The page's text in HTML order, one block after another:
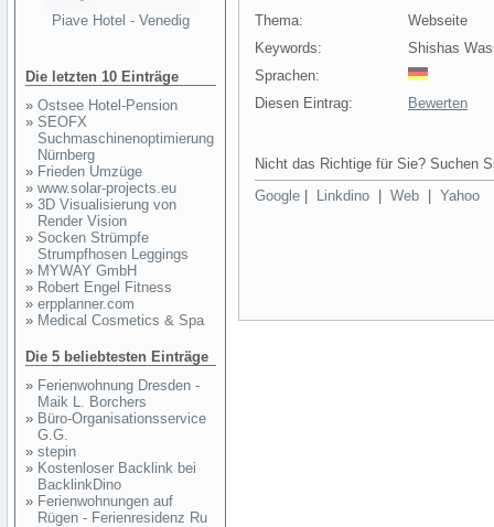
Piave Hotel - Venedig
Die letzten 10 Einträge
» Ostsee Hotel-Pension
» SEOFX
Suchmaschinenoptimierung
Nürnberg
» Frieden Umzüge
» www.solar-projects.eu
» 3D Visualisierung von
Render Vision
» Socken Strümpfe
Strumpfhosen Leggings
» MYWAY GmbH
» Robert Engel Fitness
» erpplanner.com
» Medical Cosmetics & Spa
Die 5 beliebtesten Einträge
» Ferienwohnung Dresden -
Maik L. Borchers
» Büro-Organisationsservice
G.G.
» stepin
» Kostenloser Backlink bei
BacklinkDino
» Ferienwohnungen auf
Rügen - Ferienresidenz Ru
Thema:
Webseite
Keywords:
Shishas
Sprachen:
Diesen Eintrag:
Bewerten
Nicht das Richtige für Sie? Suchen
Google
Linkdino Web Yahoo